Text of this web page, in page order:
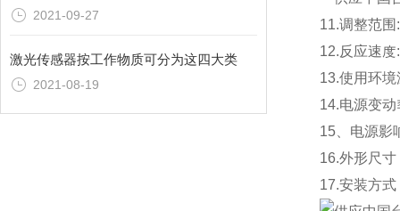
2021-09-27
激光传感器按工作物质可分为这四大类
2021-08-19
11.调整范
12.反应速
13.使用环
14.电源变
15、电源影
16.外形尺
17.安装方